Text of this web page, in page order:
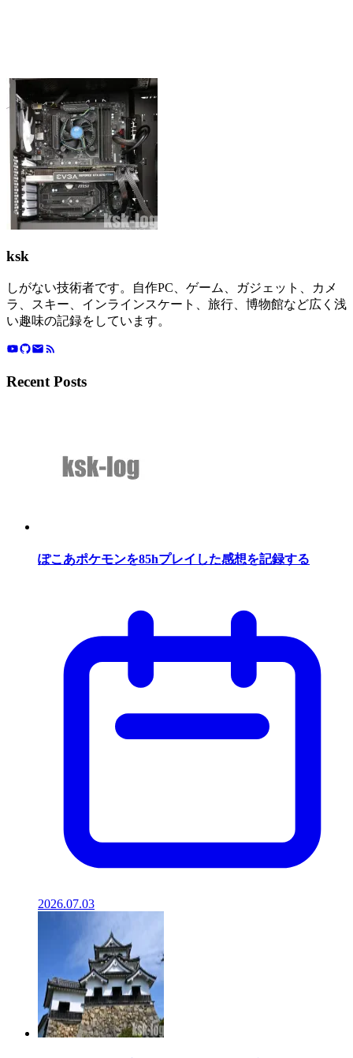
ksk
しがない技術者です。自作PC、ゲーム、ガジェット、カメ
ラ、スキー、インラインスケート、旅行、博物館など広く浅
い趣味の記録をしています。
Recent Posts
ぽこあポケモンを85hプレイした感想を記録する
2026.07.03